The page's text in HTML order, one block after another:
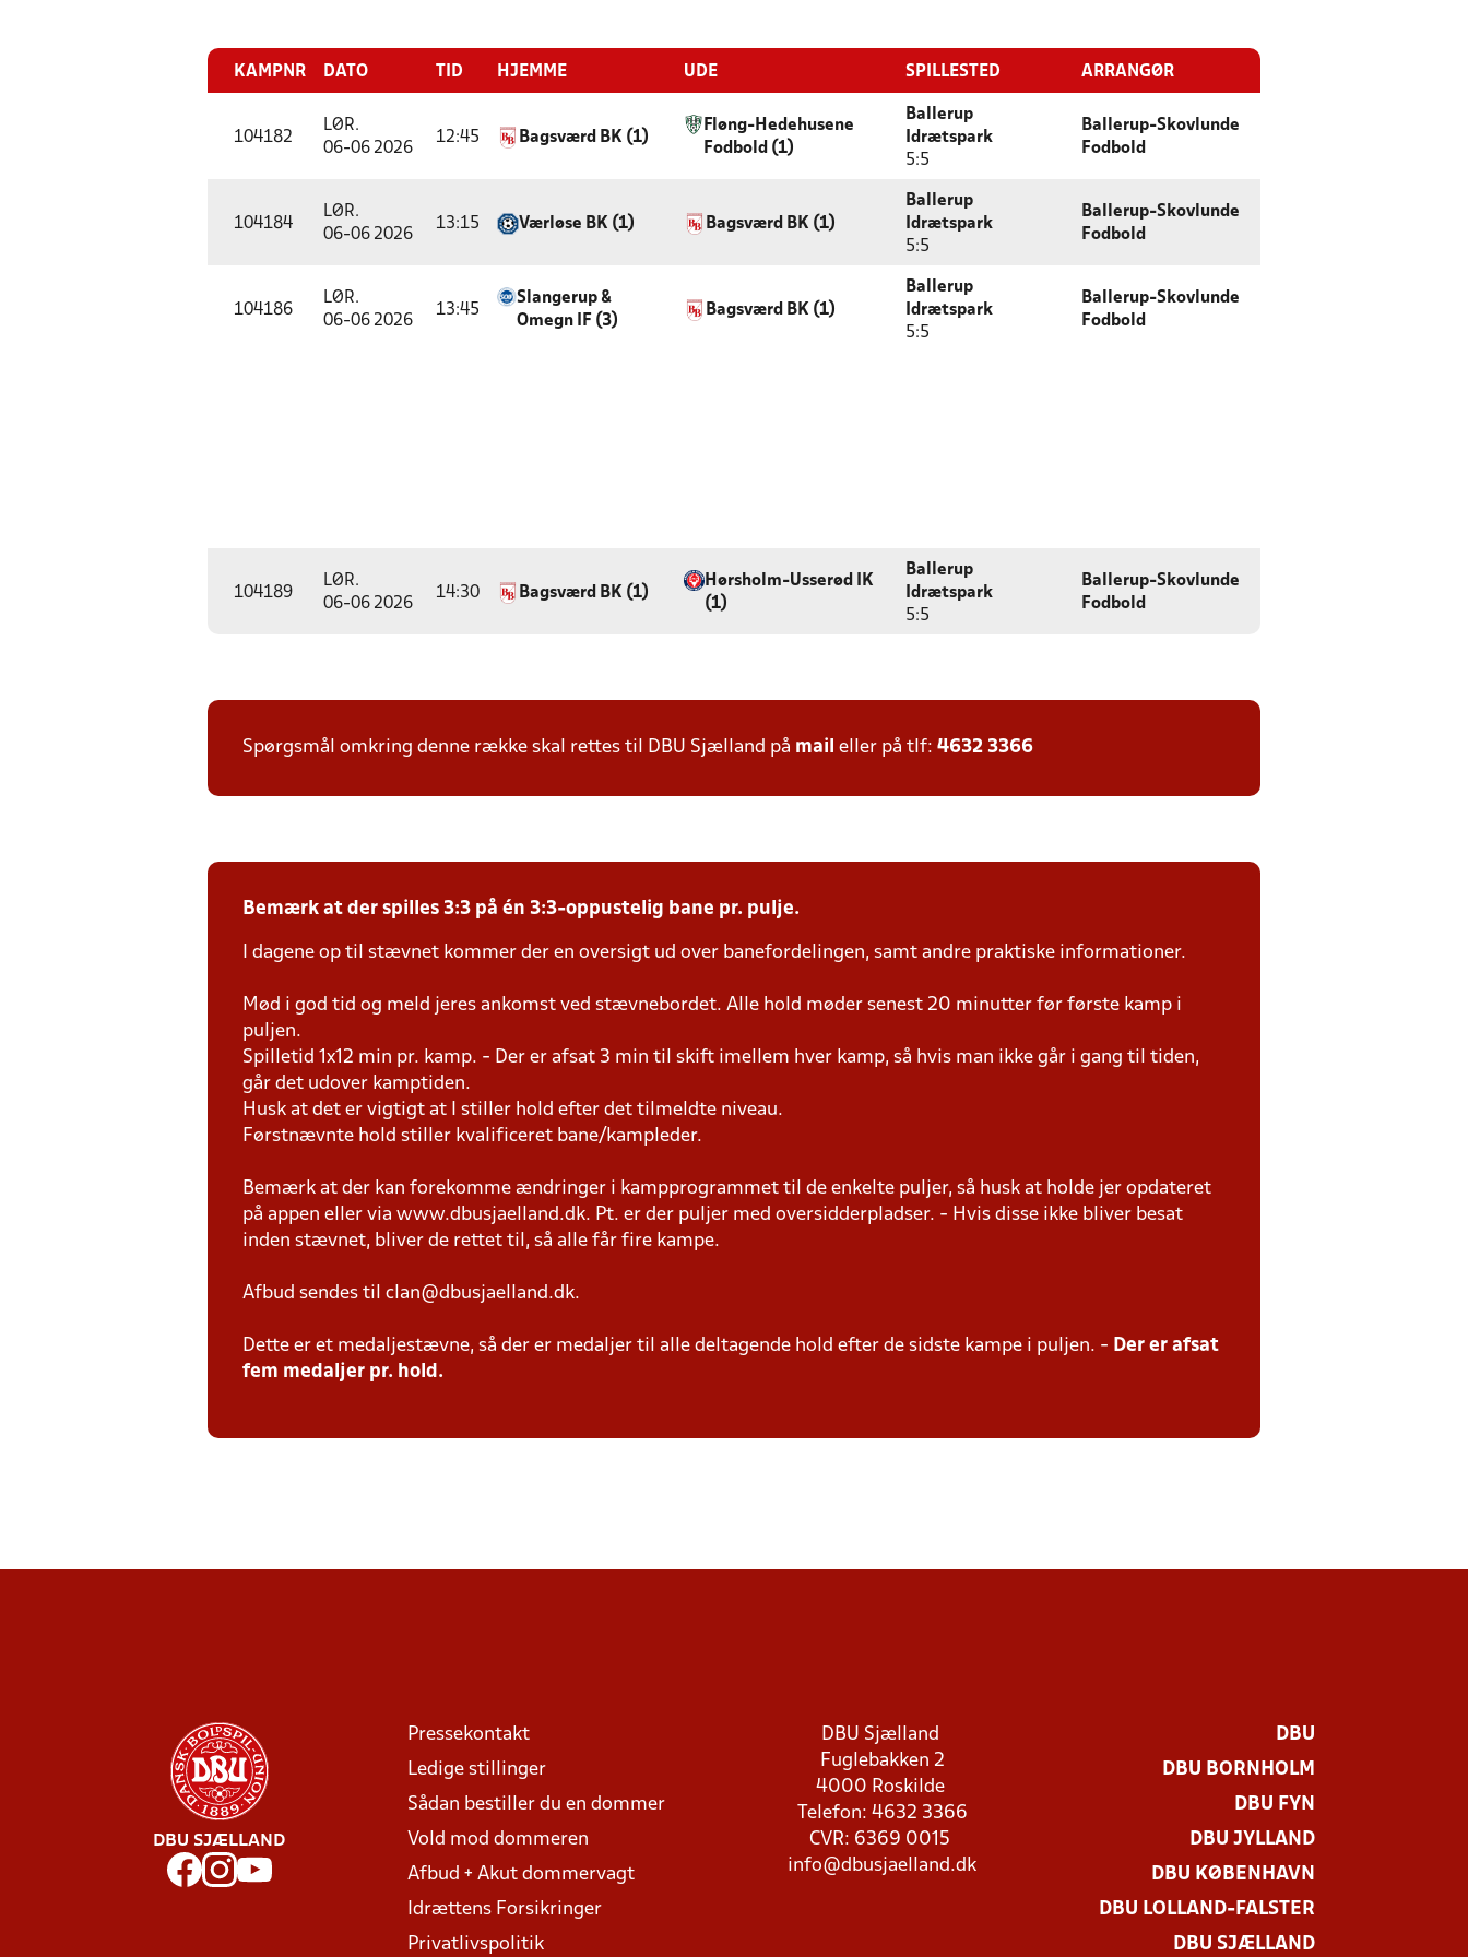
KAMPNR DATO TID HJEMME UDE SPILLESTED ARRANGØR
104182
LØR.
06-06 2026
12:45 Bagsværd BK (1)
Fløng-Hedehusene
Fodbold (1)
Ballerup
Idrætspark
5:5
Ballerup-Skovlunde
Fodbold
104184
LØR.
06-06 2026
13:15 Værløse BK (1) Bagsværd BK (1)
Ballerup
Idrætspark
5:5
Ballerup-Skovlunde
Fodbold
104186
LØR.
06-06 2026
13:45
Slangerup &
Omegn IF (3)
Bagsværd BK (1)
Ballerup
Idrætspark
5:5
Ballerup-Skovlunde
Fodbold
104189
LØR.
06-06 2026
14:30 Bagsværd BK (1)
Hørsholm-Usserød IK
(1)
Ballerup
Idrætspark
5:5
Ballerup-Skovlunde
Fodbold
Spørgsmål omkring denne række skal rettes til DBU Sjælland på mail eller på tlf: 4632 3366
Bemærk at der spilles 3:3 på én 3:3-oppustelig bane pr. pulje.
I dagene op til stævnet kommer der en oversigt ud over banefordelingen, samt andre praktiske informationer.
Mød i god tid og meld jeres ankomst ved stævnebordet. Alle hold møder senest 20 minutter før første kamp i
puljen.
Spilletid 1x12 min pr. kamp. - Der er afsat 3 min til skift imellem hver kamp, så hvis man ikke går i gang til tiden,
går det udover kamptiden.
Husk at det er vigtigt at I stiller hold efter det tilmeldte niveau.
Førstnævnte hold stiller kvalificeret bane/kampleder.
Bemærk at der kan forekomme ændringer i kampprogrammet til de enkelte puljer, så husk at holde jer opdateret
på appen eller via www.dbusjaelland.dk. Pt. er der puljer med oversidderpladser. - Hvis disse ikke bliver besat
inden stævnet, bliver de rettet til, så alle får fire kampe.
Afbud sendes til clan@dbusjaelland.dk.
Dette er et medaljestævne, så der er medaljer til alle deltagende hold efter de sidste kampe i puljen. - Der er afsat
fem medaljer pr. hold.
DBU SJÆLLAND
Pressekontakt
Ledige stillinger
Sådan bestiller du en dommer
Vold mod dommeren
Afbud + Akut dommervagt
Idrættens Forsikringer
Privatlivspolitik
DBU Sjælland
Fuglebakken 2
4000 Roskilde
Telefon: 4632 3366
CVR: 6369 0015
info@dbusjaelland.dk
DBU
DBU BORNHOLM
DBU FYN
DBU JYLLAND
DBU KØBENHAVN
DBU LOLLAND-FALSTER
DBU SJÆLLAND